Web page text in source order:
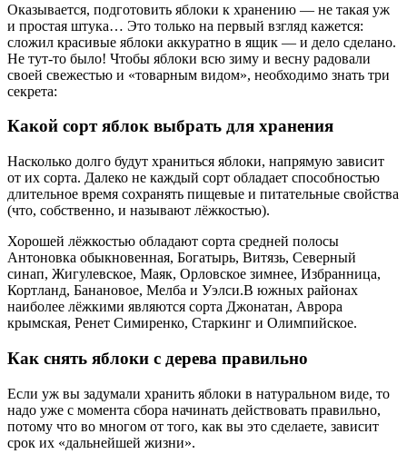
Оказывается, подготовить яблоки к хранению — не такая уж
и простая штука… Это только на первый взгляд кажется:
сложил красивые яблоки аккуратно в ящик — и дело сделано.
Не тут-то было! Чтобы яблоки всю зиму и весну радовали
своей свежестью и «товарным видом», необходимо знать три
секрета:
Какой сорт яблок выбрать для хранения
Насколько долго будут храниться яблоки, напрямую зависит
от их сорта. Далеко не каждый сорт обладает способностью
длительное время сохранять пищевые и питательные свойства
(что, собственно, и называют лёжкостью).
Хорошей лёжкостью обладают сорта средней полосы
Антоновка обыкновенная, Богатырь, Витязь, Северный
синап, Жигулевское, Маяк, Орловское зимнее, Избранница,
Кортланд, Банановое, Мелба и Уэлси.В южных районах
наиболее лёжкими являются сорта Джонатан, Аврора
крымская, Ренет Симиренко, Старкинг и Олимпийское.
Как снять яблоки с дерева правильно
Если уж вы задумали хранить яблоки в натуральном виде, то
надо уже с момента сбора начинать действовать правильно,
потому что во многом от того, как вы это сделаете, зависит
срок их «дальнейшей жизни».